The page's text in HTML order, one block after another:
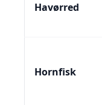
Havørred
Hornfisk